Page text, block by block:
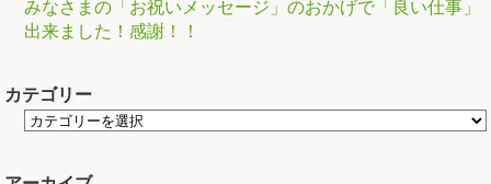
みなさまの「お祝いメッセージ」のおかげで「良い仕事」
出来ました！感謝！！
カテゴリー